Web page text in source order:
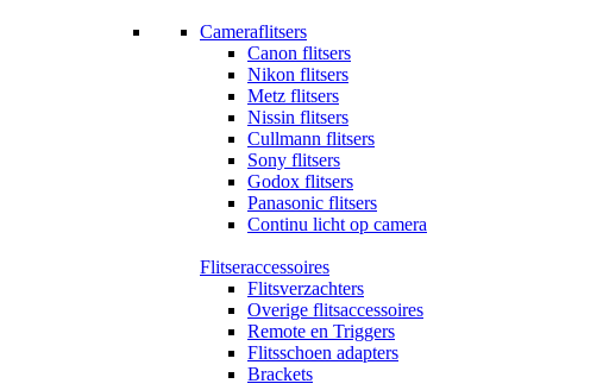
Cameraflitsers
Canon flitsers
Nikon flitsers
Metz flitsers
Nissin flitsers
Cullmann flitsers
Sony flitsers
Godox flitsers
Panasonic flitsers
Continu licht op camera
Flitseraccessoires
Flitsverzachters
Overige flitsaccessoires
Remote en Triggers
Flitsschoen adapters
Brackets